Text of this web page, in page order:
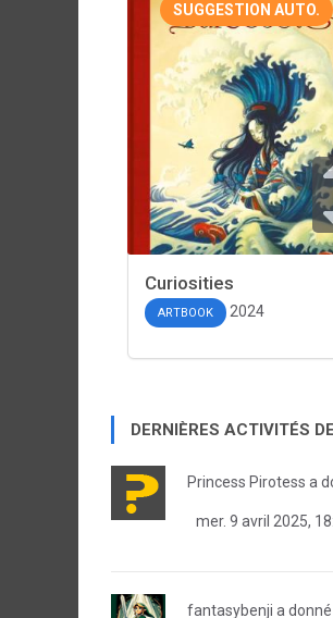
SUGGESTION AUTO.
Curiosities
ARTBOOK 2024
DERNIÈRES ACTIVITÉS
Princess Pirotess a
mer. 9 avril 2025,
fantasybenji a